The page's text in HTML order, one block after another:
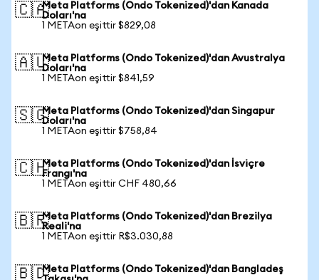
🇨🇦Meta Platforms (Ondo Tokenized)'dan Kanada
Doları'na
1 METAon eşittir $829,08
🇦🇺Meta Platforms (Ondo Tokenized)'dan Avustralya
Doları'na
1 METAon eşittir $841,59
🇸🇬Meta Platforms (Ondo Tokenized)'dan Singapur
Doları'na
1 METAon eşittir $758,84
🇨🇭Meta Platforms (Ondo Tokenized)'dan İsviçre
Frangı'na
1 METAon eşittir CHF 480,66
🇧🇷Meta Platforms (Ondo Tokenized)'dan Brezilya
Reali'na
1 METAon eşittir R$3.030,88
🇧🇩Meta Platforms (Ondo Tokenized)'dan Bangladeş